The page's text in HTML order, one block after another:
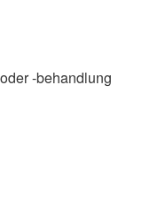
-behandlung